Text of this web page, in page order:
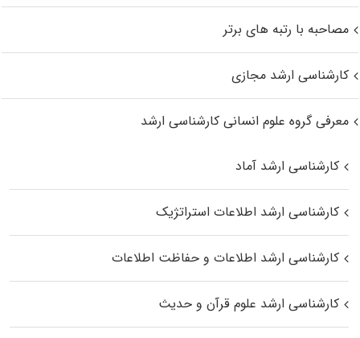
مصاحبه با رتبه های برتر
کارشناسی ارشد مجازی
معرفی گروه علوم انسانی کارشناسی ارشد
کارشناسی ارشد آماد
کارشناسی ارشد اطلاعات استراتژیک
کارشناسی ارشد اطلاعات و حفاظت اطلاعات
کارشناسی ارشد علوم قرآن و حدیث